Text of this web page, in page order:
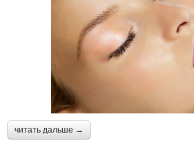
читать дальше →